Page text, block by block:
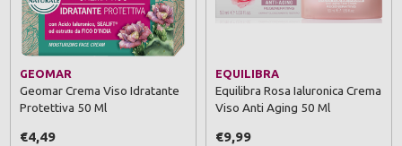
GEOMAR
Geomar Crema Viso Idratante
Protettiva 50 Ml
€4,49
EQUILIBRA
Equilibra Rosa Ialuronica Crema
Viso Anti Aging 50 Ml
€9,99